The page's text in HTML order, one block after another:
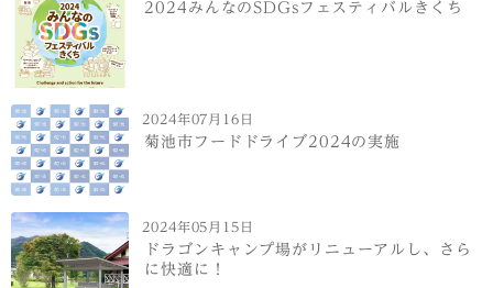
2024みんなのSDGsフェスティバルきくち
2024年07月16日
菊池市フードドライブ2024の実施
2024年05月15日
ドラゴンキャンプ場がリニューアルし、さら
に快適に！